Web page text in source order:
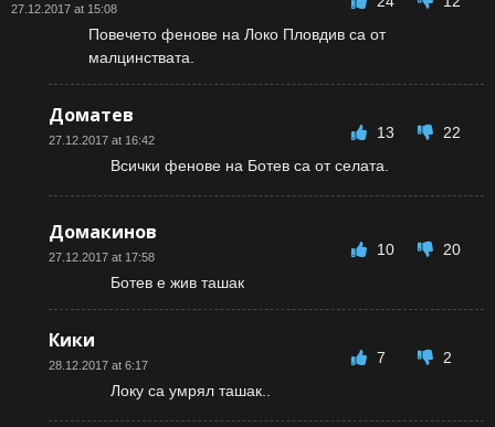
27.12.2017 at 15:08
Повечето фенове на Локо Пловдив са от
малцинствата.
Доматев
27.12.2017 at 16:42 13
22
Всички фенове на Ботев са от селата.
Домакинов
27.12.2017 at 17:58 10
20
Ботев е жив ташак
Кики
28.12.2017 at 6:17 7
2
Локу са умрял ташак..